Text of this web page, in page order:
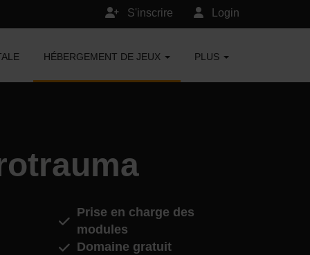
Login
S'inscrire
HÉBERGEMENT DE JEUX PLUS
Prise en charge des
modules
Domaine gratuit